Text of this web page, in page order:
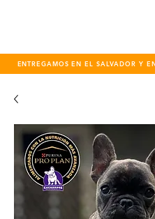
ENTREGAMOS EN EL SALVADOR Y